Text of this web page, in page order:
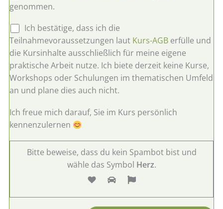
genommen.
Ich bestätige, dass ich die
Teilnahmevoraussetzungen laut Kurs-AGB erfülle und
die Kursinhalte ausschließlich für meine eigene
praktische Arbeit nutze. Ich biete derzeit keine Kurse,
Workshops oder Schulungen im thematischen Umfeld
an und plane dies auch nicht.
Ich freue mich darauf, Sie im Kurs persönlich
kennenzulernen
Bitte beweise, dass du kein Spambot bist und
wähle das Symbol Herz.